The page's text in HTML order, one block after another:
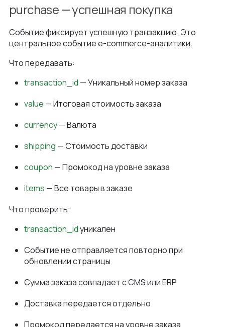
purchase — успешная покупка
Событие фиксирует успешную транзакцию. Это
центральное событие e-commerce-аналитики.
Что передавать:
transaction_id — Уникальный номер заказа
value — Итоговая стоимость заказа
currency— Валюта
shipping — Стоимость доставки
coupon — Промокод на уровне заказа
items — Все товары в заказе
Что проверить:
transaction_idуникален
Событие не отправляется повторно при
обновлении страницы
Сумма заказа совпадает с CMS или ERP
Доставка передается отдельно
Промокод передается на уровне заказа